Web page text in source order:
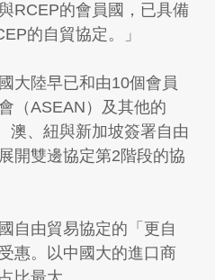
RCEP的會員國，已具備
的自貿協定。」
大陸早已和由10個會員
（ASEAN）及其他的
澳、紐與新加坡簽署自由
開雙邊協定第2階段的協
自由貿易協定的「更自
惠。以中國大的進口商